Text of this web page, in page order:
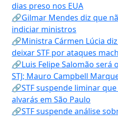
dias preso nos EUA
🔗Gilmar Mendes diz que
indiciar ministros
🔗Ministra Cármen Lúcia
deixar STF por ataques
🔗Luis Felipe Salomão
STJ; Mauro Campbell
🔗STF suspende liminar
alvarás em São Paulo
🔗STF suspende análise